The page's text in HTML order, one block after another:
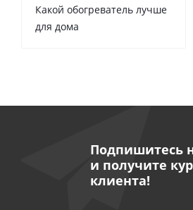
Какой обогреватель лучше
для дома
Подпишитесь
и получите
клиента!